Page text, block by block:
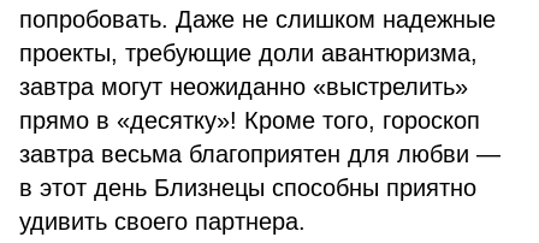
попробовать. Даже не слишком надежные
проекты, требующие доли авантюризма,
завтра могут неожиданно «выстрелить»
прямо в «десятку»! Кроме того, гороскоп
завтра весьма благоприятен для любви —
в этот день Близнецы способны приятно
удивить своего партнера.